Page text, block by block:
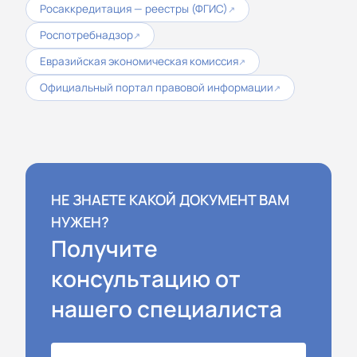
Росаккредитация — реестры (ФГИС) ↗
Роспотребнадзор↗
Евразийская экономическая комиссия↗
Официальный портал правовой информации ↗
НЕ ЗНАЕТЕ КАКОЙ ДОКУМЕНТ ВАМ
НУЖЕН?
Получите
консультацию от
нашего специалиста